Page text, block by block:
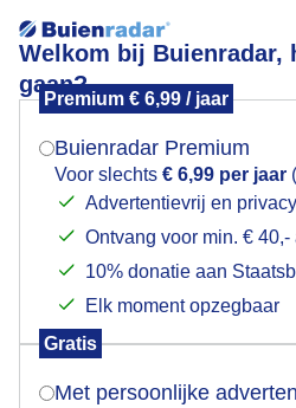
Welkom bij Buienradar,
gaan?
Premium € 6,99 / jaar
Buienradar Premium
Voor slechts € 6,99 per jaar
Advertentievrij en
Ontvang voor min. €
10% donatie aan
Elk moment opzegbaar
Gratis
Met persoonlijke
Aparte lucht
Mogen we je locatie
Indien je hier nog geen
verschijnt er zo een pop-
Is goed, toon